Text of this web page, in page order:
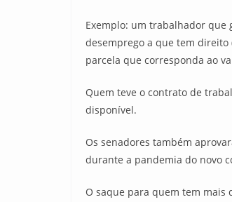
Exemplo: um trabalhador que
desemprego a que tem direito
parcela que corresponda ao
Quem teve o contrato de
disponível.
Os senadores também
durante a pandemia do novo
O saque para quem tem mais